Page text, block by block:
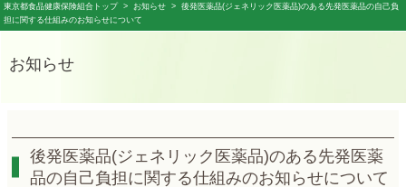
東京都食品健康保険組合トップ> お知らせ > 後発医薬品(ジェネリック医薬品)のある先発医薬品の自己負
担に関する仕組みのお知らせについて
お知らせ
後発医薬品(ジェネリック医薬品)のある先発医薬
品の自己負担に関する仕組みのお知らせについて